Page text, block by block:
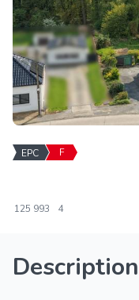
EPC F
125 993 4
Description